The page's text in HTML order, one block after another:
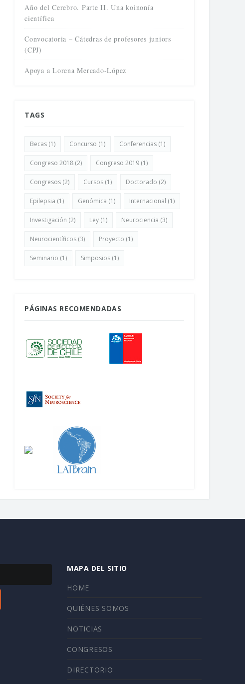
Encuesta mapeo del campo
Año del Cerebro. Parte II. Una koinonía
científica
Convocatoria – Cátedras de profesores juniors
(CPJ)
Apoya a Lorena Mercado-López
TAGS
Becas (1) Concurso (1) Conferencias (1)
Congreso 2018 (2) Congreso 2019 (1)
Congresos (2) Cursos (1) Doctorado (2)
Epilepsia (1) Genómica (1) Internacional (1)
Investigación (2) Ley (1) Neurociencia (3)
Neurocientíficos (3) Proyecto (1)
Seminario (1) Simposios (1)
PÁGINAS RECOMENDADAS
MAPA DEL SITIO
HOME
QUIÉNES SOMOS
NOTICIAS
CONGRESOS
DIRECTORIO